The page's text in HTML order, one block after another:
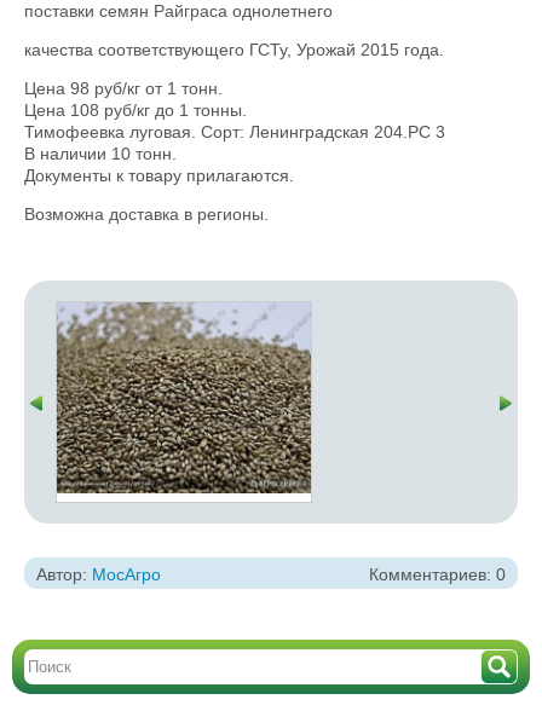
поставки семян Райграса однолетнего
качества соответствующего ГСТу, Урожай 2015 года.
Цена 98 руб/кг от 1 тонн.
Цена 108 руб/кг до 1 тонны.
Тимофеевка луговая. Сорт: Ленинградская 204.РС 3
В наличии 10 тонн.
Документы к товару прилагаются.
Возможна доставка в регионы.
Автор: МосАгро Комментариев: 0